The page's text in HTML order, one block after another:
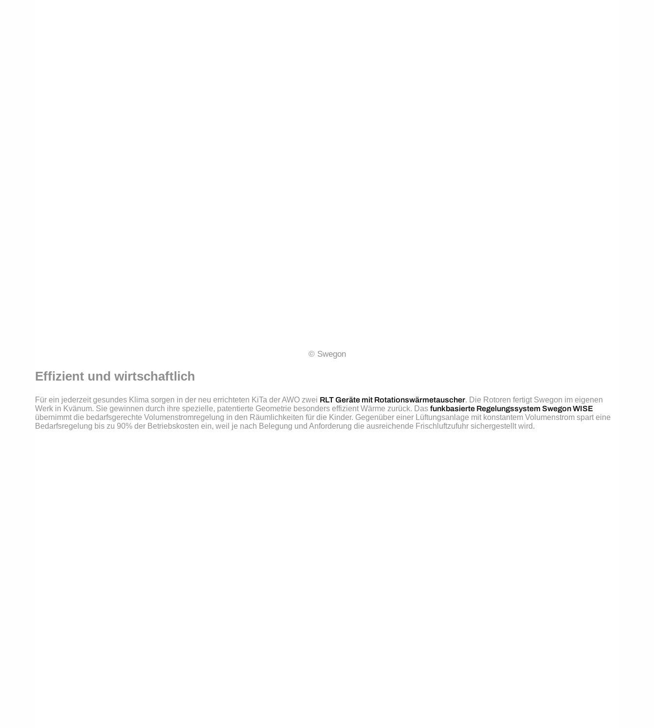
© Swegon
Effizient und wirtschaftlich
Für ein jederzeit gesundes Klima sorgen in der neu errichteten KiTa der AWO zwei RLT Geräte mit Rotationswärmetauscher. Die Rotoren fertigt Swegon im eigenen
Werk in Kvänum. Sie gewinnen durch ihre spezielle, patentierte Geometrie besonders effizient Wärme zurück. Das funkbasierte Regelungssystem Swegon WISE
übernimmt die bedarfsgerechte Volumenstromregelung in den Räumlichkeiten für die Kinder. Gegenüber einer Lüftungsanlage mit konstantem Volumenstrom spart eine
Bedarfsregelung bis zu 90% der Betriebskosten ein, weil je nach Belegung und Anforderung die ausreichende Frischluftzufuhr sichergestellt wird.